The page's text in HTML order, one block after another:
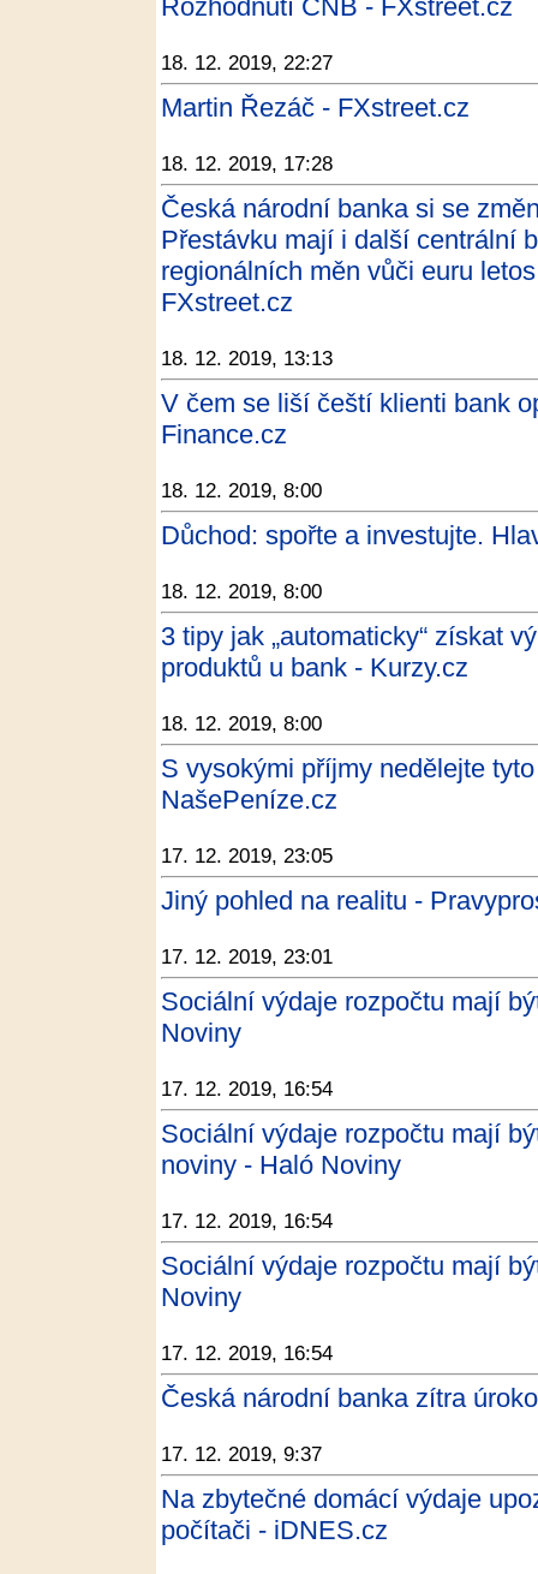
Rozhodnutí ČNB - FXstreet.cz
18. 12. 2019, 22:27
Martin Řezáč - FXstreet.cz
18. 12. 2019, 17:28
Česká národní banka si se
Přestávku mají i další centrální
regionálních měn vůči euru
FXstreet.cz
18. 12. 2019, 13:13
V čem se liší čeští klienti bank
Finance.cz
18. 12. 2019, 8:00
Důchod: spořte a investujte.
18. 12. 2019, 8:00
3 tipy jak „automaticky“ získat
produktů u bank - Kurzy.cz
18. 12. 2019, 8:00
S vysokými příjmy nedělejte
NašePeníze.cz
17. 12. 2019, 23:05
Jiný pohled na realitu -
17. 12. 2019, 23:01
Sociální výdaje rozpočtu mají
Noviny
17. 12. 2019, 16:54
Sociální výdaje rozpočtu mají
noviny - Haló Noviny
17. 12. 2019, 16:54
Sociální výdaje rozpočtu mají
Noviny
17. 12. 2019, 16:54
Česká národní banka zítra
17. 12. 2019, 9:37
Na zbytečné domácí výdaje
počítači - iDNES.cz